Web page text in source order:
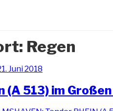
Regen
Juni 2018
(A 513) im